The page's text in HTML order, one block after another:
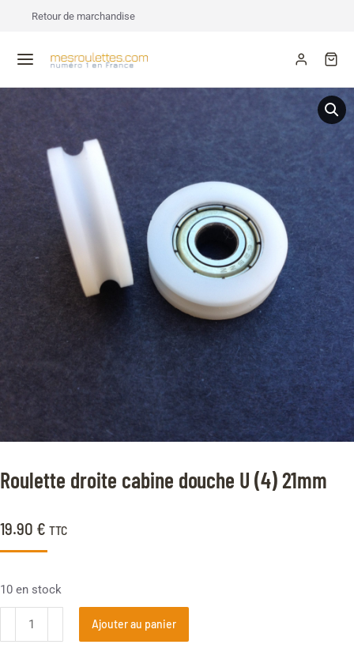
Retour de marchandise
Roulette droite cabine douche U (4) 21mm
19.90 € TTC
10 en stock
Ajouter au panier